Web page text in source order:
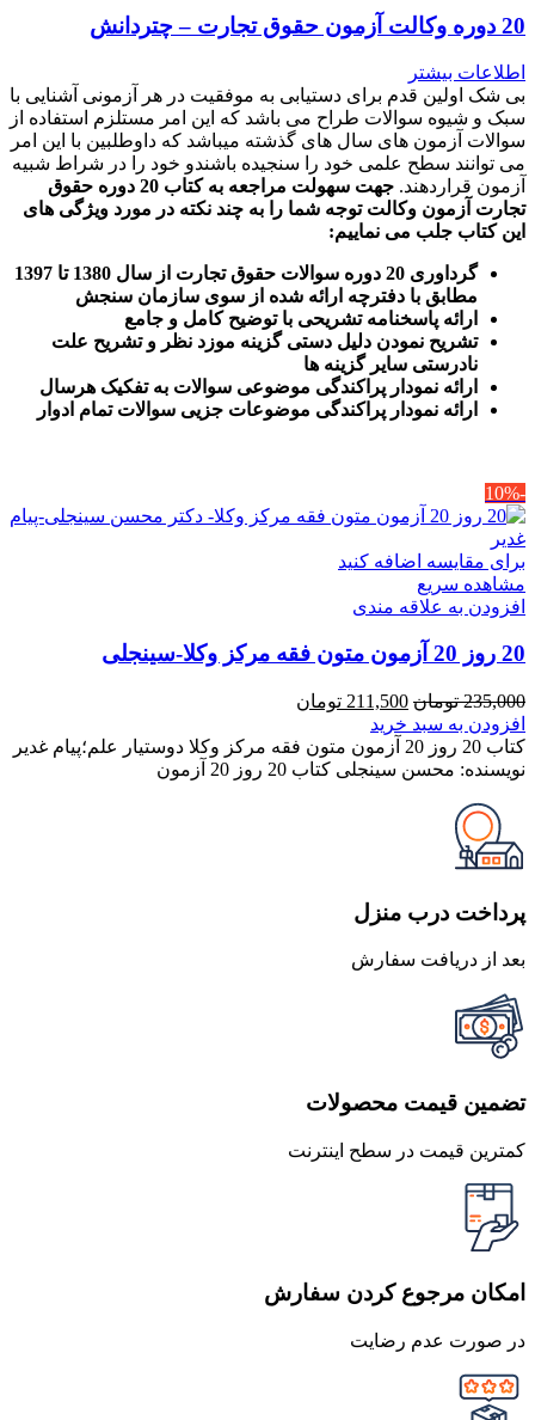
20 دوره وکالت آزمون حقوق تجارت – چتردانش
اطلاعات بیشتر
بی شک اولین قدم برای دستیابی به موفقیت در هر آزمونی آشنایی با
سبک و شیوه سوالات طراح می باشد که این امر مستلزم استفاده از
سوالات آزمون های سال های گذشته میباشد که داوطلبین با این امر
می توانند سطح علمی خود را سنجیده باشندو خود را در شراط شبیه
آزمون قراردهند.
جهت سهولت مراجعه به کتاب 20 دوره حقوق
تجارت آزمون وکالت توجه شما را به چند نکته در مورد ویژگی های
این کتاب جلب می نماییم:
گرداوری 20 دوره سوالات حقوق تجارت از سال 1380 تا 1397
مطابق با دفترچه ارائه شده از سوی سازمان سنجش
ارائه پاسخنامه تشریحی با توضیح کامل و جامع
تشریح نمودن دلیل دستی گزینه موزد نظر و تشریح علت
نادرستی سایر گزینه ها
ارائه نمودار پراکندگی موضوعی سوالات به تفکیک هرسال
رائه نمودار پراکندگی موضوعات جزیی سوالات تمام ادوار
-10%
برای مقایسه اضافه کنید
مشاهده سریع
افزودن به علاقه مندی
20 روز 20 آزمون متون فقه مرکز وکلا-سینجلی
235,000 تومان قیمت
اصلی
235,000 تومان
بود.
211,500 تومان
211,500 تومان
است.
افزودن به سبد خرید
کتاب 20 روز 20 آزمون متون فقه مرکز وکلا دوستیار علم؛پیام غدیر
نویسنده: محسن سینجلی کتاب 20 روز 20 آزمون
پرداخت درب منزل
بعد از دریافت سفارش
تضمین قیمت محصولات
کمترین قیمت در سطح اینترنت
امکان مرجوع کردن سفارش
در صورت عدم رضایت